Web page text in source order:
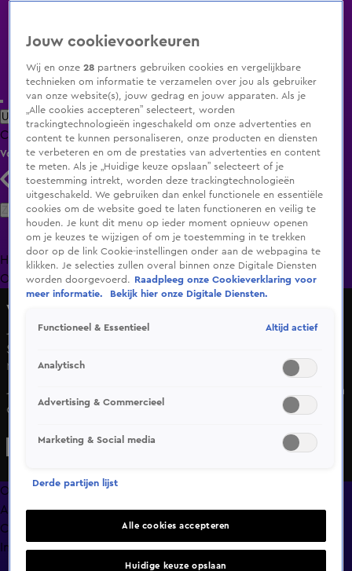
Uitzending Gemist Populaire programma's Zenders Genres
ClipsFilmsRadioSmart TV inlogShop
Volg KIJK
Zoeken
HomeUitzending Gemist Programma's De Bondgenoten
OranjezomerLivestreamsShop
Vandaag Inside Oranje
Johan Derksen vertelt ondeugende anekdote over Tatjana
Simic: 'Ze stond helemaal naakt!'
Ma 6 juli, 23:00
Johan Derksen haalt maandagavond in Vandaag Inside een
ondeugende anekdote op over Tatjana Simic. "Marcel
Tatjana Simic", begint Johan.
Overzicht
Afleveringen
Clips
Info
Jouw cookievoorkeuren
Wij en onze28 partners gebruiken cookies en vergelijkbare
technieken om informatie te verzamelen over jou als gebruiker
van onze website(s), jouw gedrag en jouw apparaten. Als je
„Alle cookies accepteren” selecteert, worden
trackingtechnologieën ingeschakeld om onze advertenties en
content te kunnen personaliseren, onze producten en diensten
te verbeteren en om de prestaties van advertenties en content
te meten. Als je „Huidige keuze opslaan” selecteert of je
toestemming intrekt, worden deze trackingtechnologieën
uitgeschakeld. We gebruiken dan enkel functionele en essentiële
cookies om de website goed te laten functioneren en veilig te
houden. Je kunt dit menu op ieder moment opnieuw openen
om je keuzes te wijzigen of om je toestemming in te trekken
door op de link Cookie-instellingen onder aan de webpagina te
klikken. Je selecties zullen overal binnen onze Digitale Diensten
worden doorgevoerd.
Raadpleeg onze Cookieverklaring voor
meer informatie.
Bekijk hier onze Digitale Diensten.
Functioneel & Essentieel Altijd actief
Analytisch
Advertising & Commercieel
Marketing & Social media
Derde partijen lijst
Alle cookies accepteren
Huidige keuze opslaan